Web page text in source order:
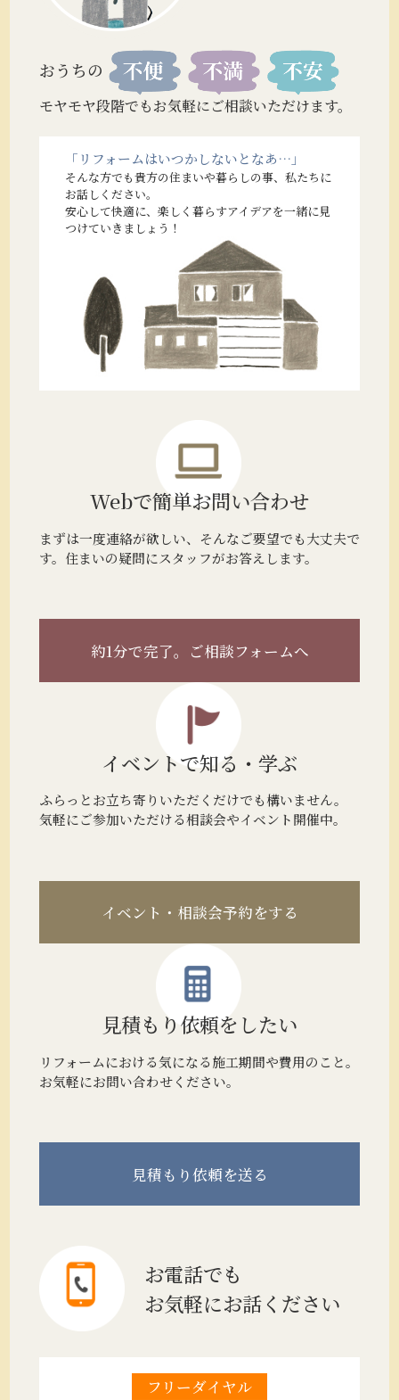
おうちの
モヤモヤ段階でもお気軽にご相談いただけます。
「リフォームはいつかしないとなあ…」
そんな方でも貴方の住まいや暮らしの事、私たちに
お話しください。
安心して快適に、楽しく暮らすアイデアを一緒に見
つけていきましょう！
Webで簡単お問い合わせ
まずは一度連絡が欲しい、そんなご要望でも大丈夫で
す。住まいの疑問にスタッフがお答えします。
約1分で完了。 ご相談フォームへ
イベントで知る・学ぶ
ふらっとお立ち寄りいただくだけでも構いません。
気軽にご参加いただける相談会やイベント開催中。
イベント・相談会予約をする
見積もり依頼をしたい
リフォームにおける気になる施工期間や費用のこと。
お気軽にお問い合わせください。
見積もり依頼を送る
お電話でも
お気軽にお話ください
フリーダイヤル